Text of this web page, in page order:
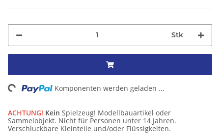
Stk
Komponenten werden geladen ...
ACHTUNG! Kein Spielzeug! Modellbauartikel oder
Sammelobjekt. Nicht für Personen unter 14 Jahren.
Verschluckbare Kleinteile und/oder Flüssigkeiten.